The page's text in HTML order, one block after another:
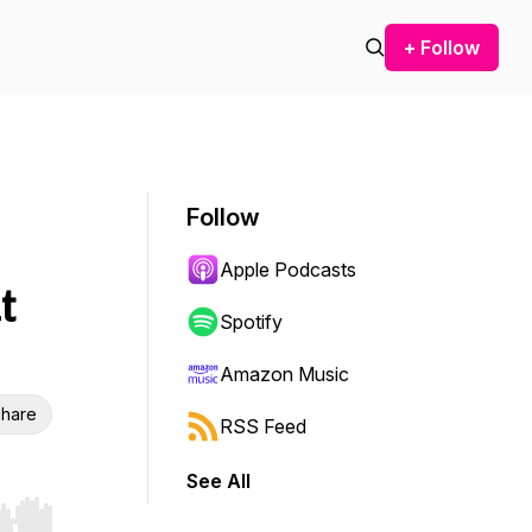
+ Follow
Follow
Apple Podcasts
Spotify
Amazon Music
RSS Feed
See All